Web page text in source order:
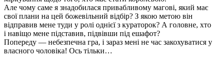
Але чому саме я знадобилася привабливому магові, який має
свої плани на цей божевільний відбір? З якою метою він
відправив мене туди у ролі однієї з кураторок? А головне, хто
і навіщо мене підставив, підвівши під ешафот?
Попереду — небезпечна гра, і зараз мені не час закохуватися у
власного чоловіка! Ось тільки…